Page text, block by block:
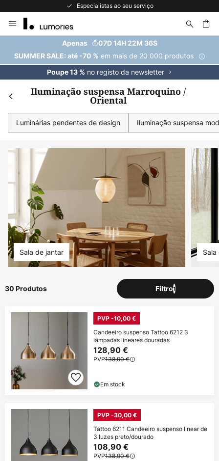
A maior seleção de marcas da Europa
para
Conteúdo
Apenas
07D 14H 22M 35S
SUMMER SALE: até -70 % em mais de 20 000 produtos
Poupe 13 % no registo da newsletter
Iluminação suspensa Marroquino /
Oriental
Luminárias pendentes de design Iluminação suspensa
Sala de jantar
30 Produtos Filtro1
PVP -10,00 €
Candeeiro suspenso Tattoo 6212 3
lâmpadas lineares douradas
128,90 €
PVP138,90 €
Em stock
PVP -30,00 €
Tattoo 6211 Candeeiro suspenso linear de
3 luzes preto/dourado
108,90 €
PVP138,90 €